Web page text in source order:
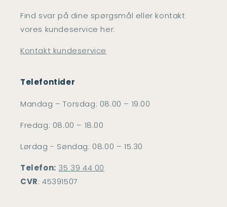
Find svar på dine spørgsmål eller kontakt
vores kundeservice her:
Kontakt kundeservice
Telefontider
Mandag – Torsdag: 08.00 – 19.00
Fredag: 08.00 – 18.00
Lørdag - Søndag: 08.00 – 15.30
Telefon: 35 39 44 00
CVR: 45391507